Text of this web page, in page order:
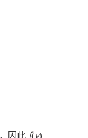
因此 f(y)